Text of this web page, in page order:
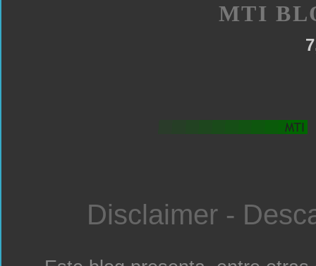
MTI
Disclaimer -